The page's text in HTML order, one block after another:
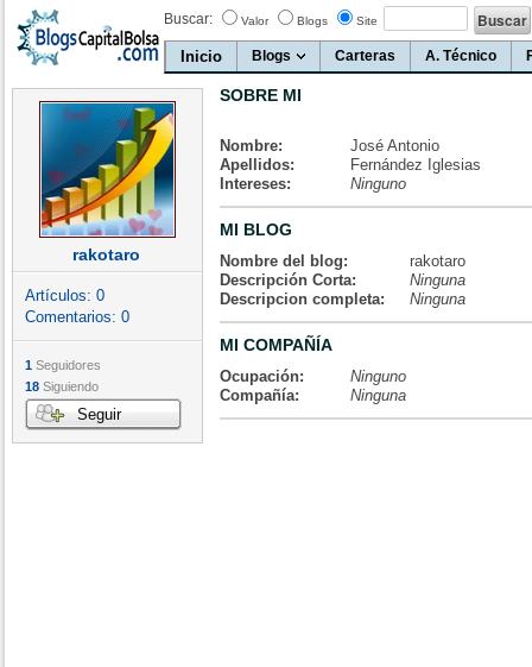
Buscar: Valor Blogs Site
Inicio Blogs Carteras A. Técnico
rakotaro
Artículos: 0
Comentarios: 0
1 Seguidores
18 Siguiendo
Seguir
SOBRE MI
Nombre:
José Antonio
Apellidos:
Fernández Iglesias
Intereses:
Ninguno
MI BLOG
Nombre del blog:
rakotaro
Descripción Corta:
Ninguna
Descripcion completa:
Ninguna
MI COMPAÑÍA
Ocupación:
Ninguno
Compañía:
Ninguna